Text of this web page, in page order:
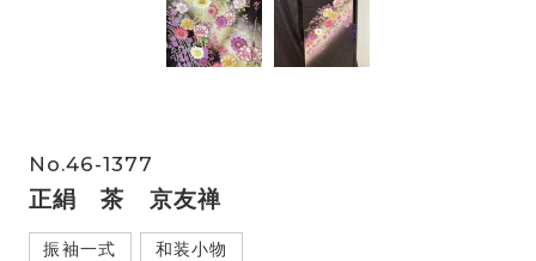
No.46-1377
正絹 茶 京友禅
振袖一式 和装小物